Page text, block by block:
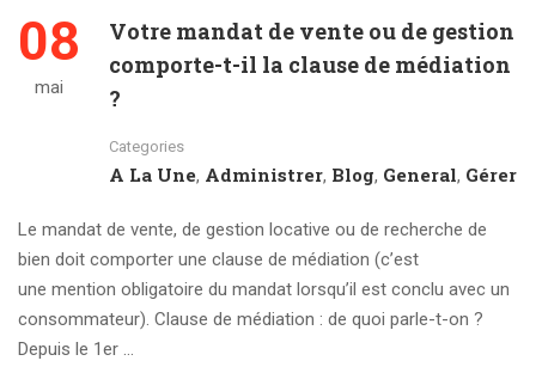
08
mai
Votre mandat de vente ou de gestion
comporte-t-il la clause de médiation
?
Categories
A La Une, Administrer, Blog, General, Gérer
Le mandat de vente, de gestion locative ou de recherche de
bien doit comporter une clause de médiation (c’est
une mention obligatoire du mandat lorsqu’il est conclu avec un
consommateur). Clause de médiation : de quoi parle-t-on ?
Depuis le 1er …